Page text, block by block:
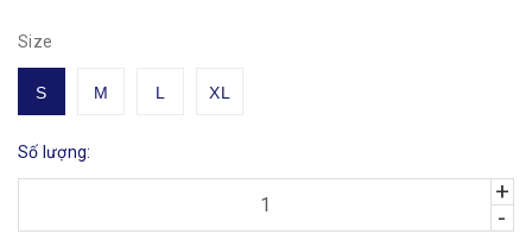
Size
S M L XL
Số lượng:
+
-